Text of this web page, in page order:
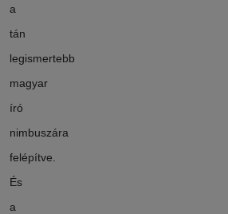
a
tán
legismertebb
magyar
író
nimbuszára
felépítve.
És
a